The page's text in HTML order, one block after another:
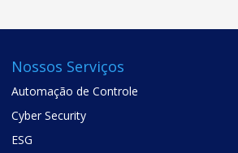
Nossos Serviços
Automação de Controle
Cyber Security
ESG